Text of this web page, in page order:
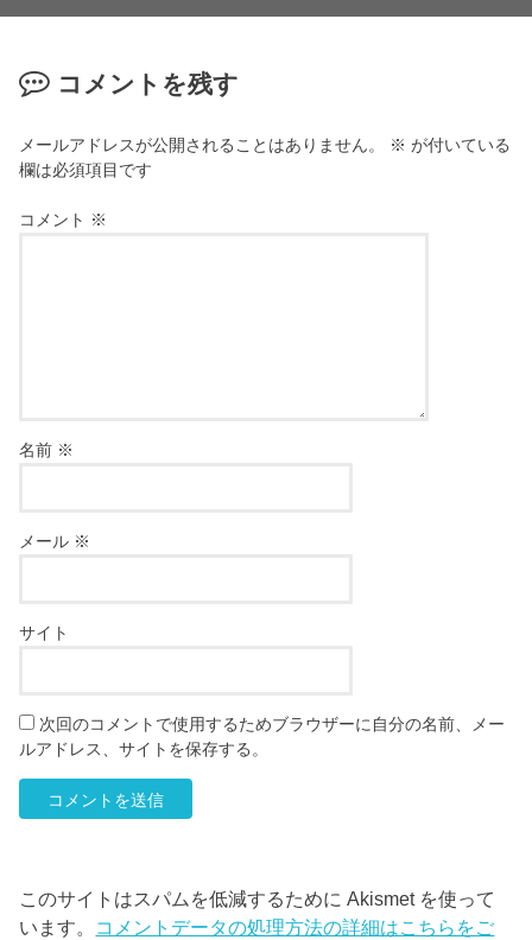
コメントを残す
メールアドレスが公開されることはありません。 ※ が付いている
欄は必須項目です
コメント ※
名前 ※
メール ※
サイト
次回のコメントで使用するためブラウザーに自分の名前、メー
ルアドレス、サイトを保存する。
このサイトはスパムを低減するために Akismet を使って
います。 コメントデータの処理方法の詳細はこちらをご